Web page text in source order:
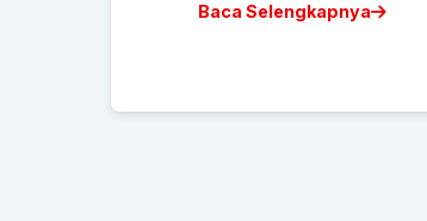
Baca Selengkapnya